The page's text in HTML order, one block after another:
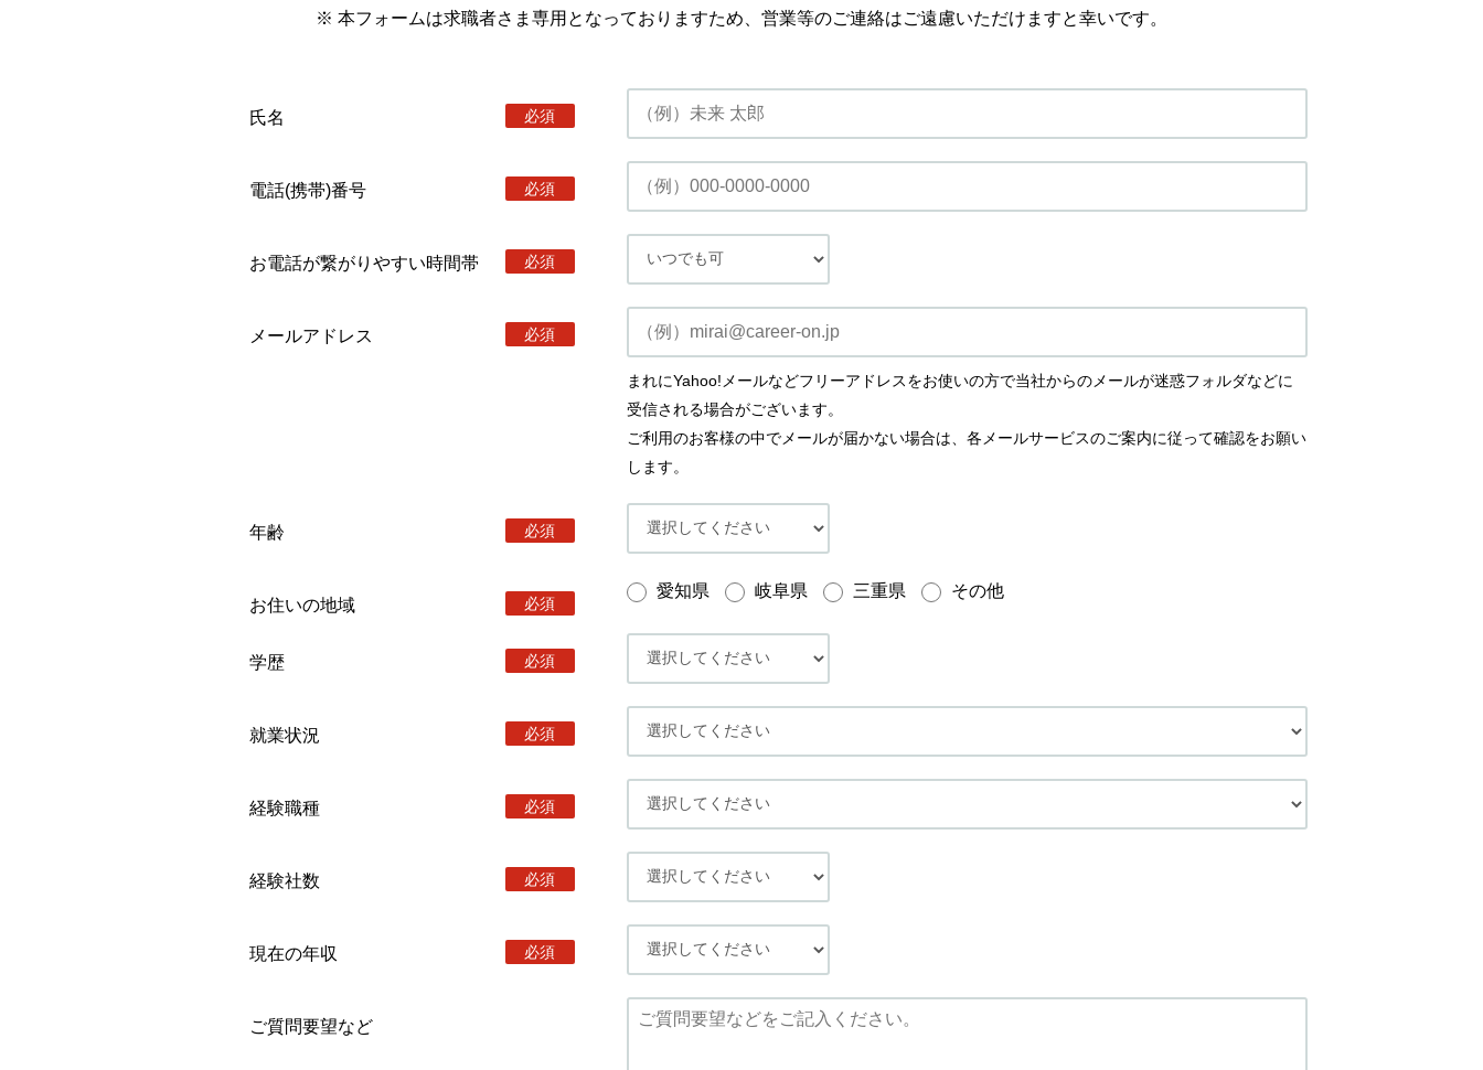
※ 本フォームは求職者さま専用となっておりますため、営業等のご連絡はご遠慮いただけますと幸いです。
氏名 必須
電話(携帯)番号 必須
お電話が繋がりやすい時間帯 必須
メールアドレス 必須
まれにYahoo!メールなどフリーアドレスをお使いの方で当社からのメールが迷惑フォルダなどに
受信される場合がございます。
ご利用のお客様の中でメールが届かない場合は、各メールサービスのご案内に従って確認をお願い
します。
年齢 必須
お住いの地域 必須
愛知県 岐阜県 三重県 その他
学歴 必須
就業状況 必須
経験職種 必須
経験社数 必須
現在の年収 必須
ご質問要望など